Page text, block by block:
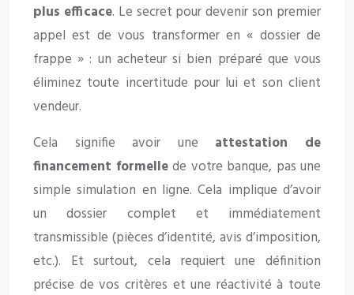
plus efficace. Le secret pour devenir son premier
appel est de vous transformer en « dossier de
frappe » : un acheteur si bien préparé que vous
éliminez toute incertitude pour lui et son client
vendeur.
Cela signifie avoir une attestation de
financement formellede votre banque, pas une
simple simulation en ligne. Cela implique d’avoir
un dossier complet et immédiatement
transmissible (pièces d’identité, avis d’imposition,
etc.). Et surtout, cela requiert une définition
précise de vos critères et une réactivité à toute